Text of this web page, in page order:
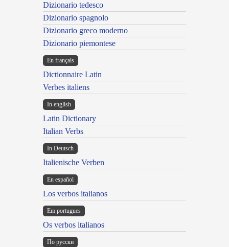
Dizionario tedesco
Dizionario spagnolo
Dizionario greco moderno
Dizionario piemontese
En français
Dictionnaire Latin
Verbes italiens
In english
Latin Dictionary
Italian Verbs
In Deutsch
Italienische Verben
En español
Los verbos italianos
Em portugues
Os verbos italianos
По русски